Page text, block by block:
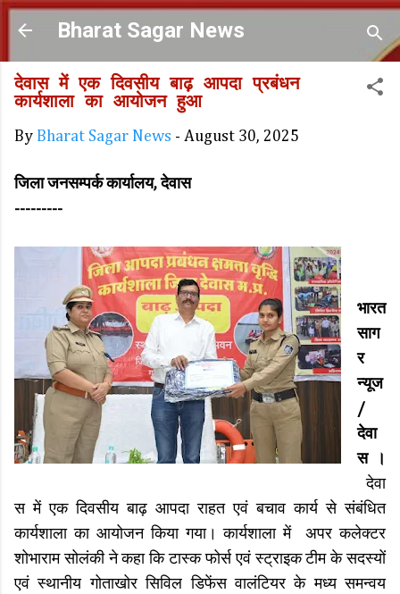
Skip to main content
Bharat Sagar News
देवास में एक दिवसीय बाढ़ आपदा प्रबंधन
कार्यशाला का आयोजन हुआ
By Bharat Sagar News - August 30, 2025
जिला जनसम्पर्क कार्यालय, देवास
---------
भारत
साग
र
न्यूज
/
देवा
स ।
देवा
स में एक दिवसीय बाढ़ आपदा राहत एवं बचाव कार्य से संबंधित
कार्यशाला का आयोजन किया गया। कार्यशाला में अपर कलेक्टर
शोभाराम सोलंकी ने कहा कि टास्क फोर्स एवं स्ट्राइक टीम के सदस्यों
एवं स्थानीय गोताखोर सिविल डिफेंस वालंटियर के मध्य समन्वय